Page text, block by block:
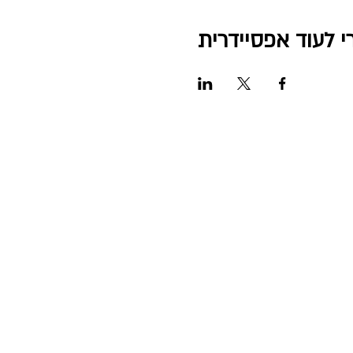
לעוד אפסיידרית